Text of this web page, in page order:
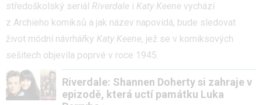
středoškolský seriál Riverdale i Katy Keene vychází
z Archieho komiksů a jak název napovídá, bude sledovat
život módní návrhářky Katy Keene, jež se v komiksových
sešitech objevila poprvé v roce 1945.
Riverdale: Shannen Doherty si zahraje v
epizodě, která uctí památku Luka